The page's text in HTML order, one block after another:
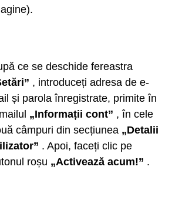
ce se deschide fereastra
, introduceți adresa de e-
și parola înregistrate, primite în
„Informații cont” , în cele
câmpuri din secțiunea „Detalii
. Apoi, faceți clic pe
roșu „Activează acum!” .